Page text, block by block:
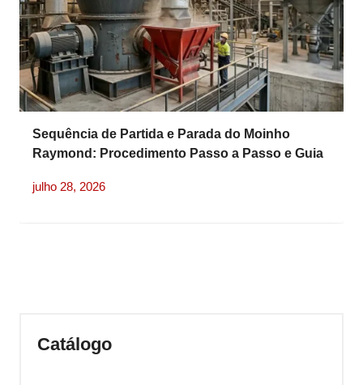
Sequência de Partida e Parada do Moinho
Raymond: Procedimento Passo a Passo e Guia
julho 28, 2026
Catálogo